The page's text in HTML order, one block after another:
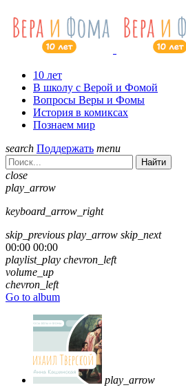
10 лет
В школу с Верой и Фомой
Вопросы Веры и Фомы
История в комиксах
Познаем мир
search Поддержать menu
Найти
close
play_arrow
keyboard_arrow_right
skip_previous play_arrow skip_next
00:00 00:00
playlist_play chevron_left
volume_up
chevron_left
Go to album
play_arrow